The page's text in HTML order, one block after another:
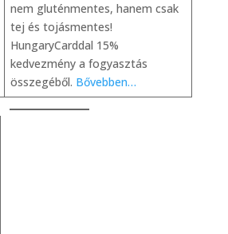
nem gluténmentes, hanem csak
tej és tojásmentes!
HungaryCarddal 15%
kedvezmény a fogyasztás
összegéből. Bővebben…